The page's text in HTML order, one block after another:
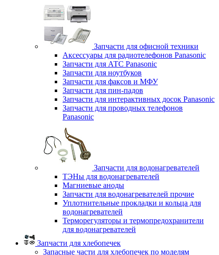
Запчасти для офисной техники
Аксессуары для радиотелефонов Panasonic
Запчасти для АТС Panasonic
Запчасти для ноутбуков
Запчасти для факсов и МФУ
Запчасти для пин-падов
Запчасти для интерактивных досок Panasonic
Запчасти для проводных телефонов
Panasonic
Запчасти для водонагревателей
ТЭНы для водонагревателей
Магниевые аноды
Запчасти для водонагревателей прочие
Уплотнительные прокладки и кольца для
водонагревателей
Терморегуляторы и термопредохранители
для водонагревателей
Запчасти для хлебопечек
Запасные части для хлебопечек по моделям